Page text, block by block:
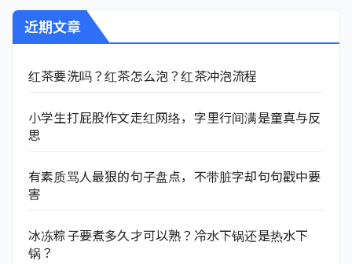
近期文章
红茶要洗吗？红茶怎么泡？红茶冲泡流程
小学生打屁股作文走红网络，字里行间满是童真与反
思
有素质骂人最狠的句子盘点，不带脏字却句句戳中要
害
冰冻粽子要煮多久才可以熟？冷水下锅还是热水下
锅？